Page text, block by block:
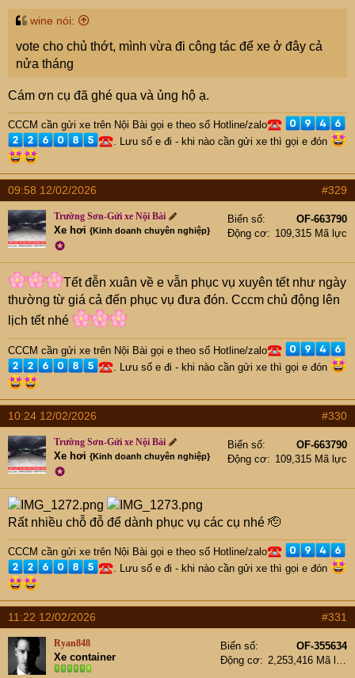
wine nói:
vote cho chủ thớt, mình vừa đi công tác để xe ở đây cả
nửa tháng
Cám ơn cụ đã ghé qua và ủng hộ ạ.
CCCM cần gửi xe trên Nội Bài gọi e theo số Hotline/zalo
. Lưu số e đi - khi nào cần gửi xe thì gọi e đón
09:58 12/02/2026 #329
Trường Sơn-Gửi xe Nội Bài
Xe hơi {Kinh doanh chuyên nghiệp}
✪
Biển số
OF-663790
Động cơ
109,315 Mã lực
Tết đễn xuân về e vẫn phục vụ xuyên tết như ngày
thường từ giá cả đến phục vụ đưa đón. Cccm chủ động lên
lịch tết nhé
CCCM cần gửi xe trên Nội Bài gọi e theo số Hotline/zalo
. Lưu số e đi - khi nào cần gửi xe thì gọi e đón
10:24 12/02/2026 #330
Trường Sơn-Gửi xe Nội Bài
Xe hơi {Kinh doanh chuyên nghiệp}
✪
Biển số
OF-663790
Động cơ
109,315 Mã lực
Rất nhiều chỗ đỗ để dành phục vụ các cụ nhé 🫡
CCCM cần gửi xe trên Nội Bài gọi e theo số Hotline/zalo
. Lưu số e đi - khi nào cần gửi xe thì gọi e đón
11:22 12/02/2026 #331
Ryan848
Xe container
Biển số
OF-355634
Động cơ
2,253,416 Mã lực